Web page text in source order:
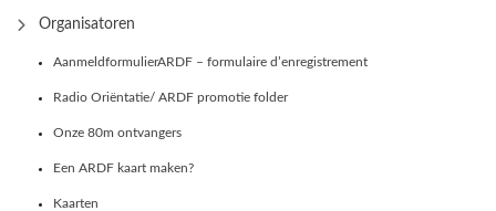
Organisatoren
AanmeldformulierARDF – formulaire d’enregistrement
Radio Oriëntatie/ ARDF promotie folder
Onze 80m ontvangers
Een ARDF kaart maken?
Kaarten